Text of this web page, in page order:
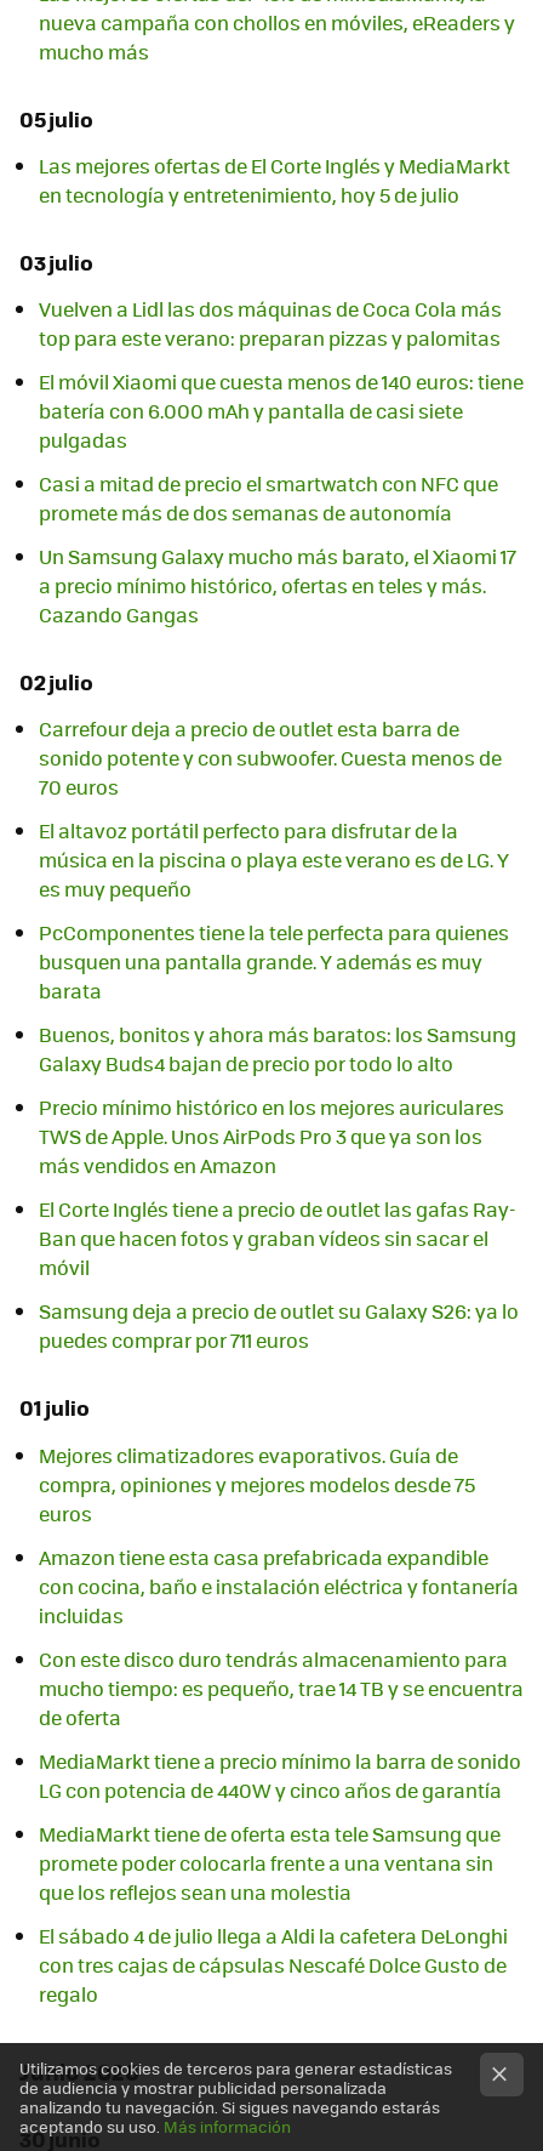
nueva campaña con chollos en móviles, eReaders y
mucho más
05 julio
Las mejores ofertas de El Corte Inglés y MediaMarkt
en tecnología y entretenimiento, hoy 5 de julio
03 julio
Vuelven a Lidl las dos máquinas de Coca Cola más
top para este verano: preparan pizzas y palomitas
El móvil Xiaomi que cuesta menos de 140 euros: tiene
batería con 6.000 mAh y pantalla de casi siete
pulgadas
Casi a mitad de precio el smartwatch con NFC que
promete más de dos semanas de autonomía
Un Samsung Galaxy mucho más barato, el Xiaomi 17
a precio mínimo histórico, ofertas en teles y más.
Cazando Gangas
02 julio
Carrefour deja a precio de outlet esta barra de
sonido potente y con subwoofer. Cuesta menos de
70 euros
El altavoz portátil perfecto para disfrutar de la
música en la piscina o playa este verano es de LG. Y
es muy pequeño
PcComponentes tiene la tele perfecta para quienes
busquen una pantalla grande. Y además es muy
barata
Buenos, bonitos y ahora más baratos: los Samsung
Galaxy Buds4 bajan de precio por todo lo alto
Precio mínimo histórico en los mejores auriculares
TWS de Apple. Unos AirPods Pro 3 que ya son los
más vendidos en Amazon
El Corte Inglés tiene a precio de outlet las gafas Ray-
Ban que hacen fotos y graban vídeos sin sacar el
móvil
Samsung deja a precio de outlet su Galaxy S26: ya lo
puedes comprar por 711 euros
01 julio
Mejores climatizadores evaporativos. Guía de
compra, opiniones y mejores modelos desde 75
euros
Amazon tiene esta casa prefabricada expandible
con cocina, baño e instalación eléctrica y fontanería
incluidas
Con este disco duro tendrás almacenamiento para
mucho tiempo: es pequeño, trae 14 TB y se encuentra
de oferta
MediaMarkt tiene a precio mínimo la barra de sonido
LG con potencia de 440W y cinco años de garantía
MediaMarkt tiene de oferta esta tele Samsung que
promete poder colocarla frente a una ventana sin
que los reflejos sean una molestia
El sábado 4 de julio llega a Aldi la cafetera DeLonghi
con tres cajas de cápsulas Nescafé Dolce Gusto de
regalo
Junio 2026
30 junio
Utilizamos cookies de terceros para generar estadísticas
de audiencia y mostrar publicidad personalizada
analizando tu navegación. Si sigues navegando estarás
aceptando su uso. Más información